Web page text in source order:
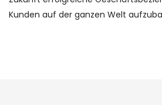
Kunden auf der ganzen Welt